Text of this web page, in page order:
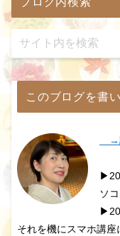
このブログを書
→
ソ
それを機にスマホ講座